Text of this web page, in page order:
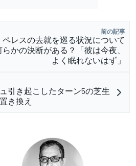
前の記事
ペレスの去就を巡る状況について
かの決断がある？「彼は今夜、
よく眠れないはず」
引き起こしたターン5の芝生
き換え